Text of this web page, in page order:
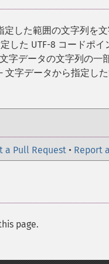
定した範囲の文字列を
した UTF-8 コードポ
字データの文字列の一
- 文字データから指定し
a Pull Request • Report
page.